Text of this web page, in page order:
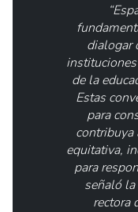
dialogar
de la
Estas
para
contribuya
equitativa,
para
señaló
rectora